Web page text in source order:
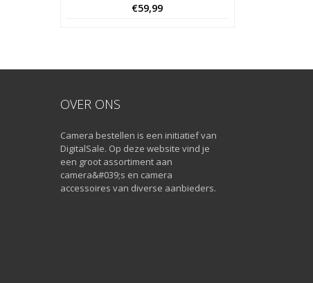
€59,99
OVER ONS
Camera bestellen is een initiatief van
DigitalSale. Op deze website vind je
een groot assortiment aan
camera&#039;s en camera
accessoires van diverse aanbieders.